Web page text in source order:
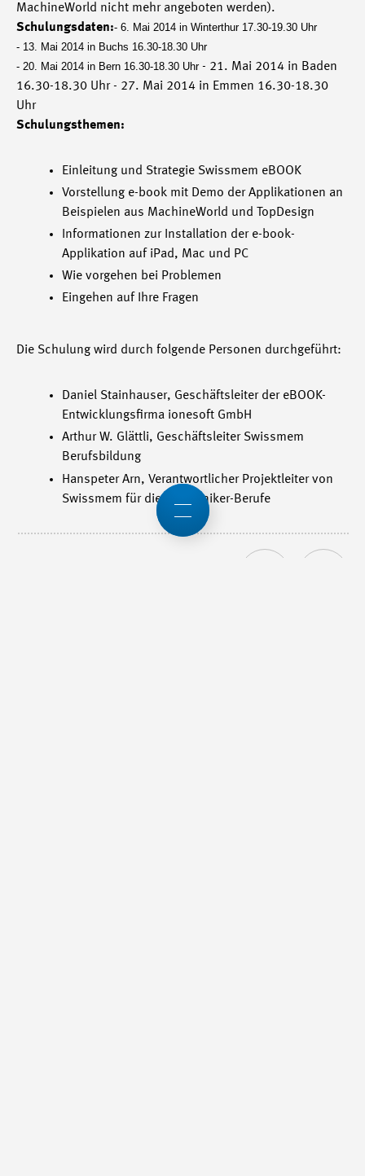
MachineWorld nicht mehr angeboten werden).
Schulungsdaten:- 6. Mai 2014 in Winterthur 17.30-19.30 Uhr
- 13. Mai 2014 in Buchs 16.30-18.30 Uhr
- 20. Mai 2014 in Bern 16.30-18.30 Uhr - 21. Mai 2014 in Baden
16.30-18.30 Uhr - 27. Mai 2014 in Emmen 16.30-18.30
Uhr
Schulungsthemen:
Einleitung und Strategie Swissmem eBOOK
Vorstellung e-book mit Demo der Applikationen an
Beispielen aus MachineWorld und TopDesign
Informationen zur Installation der e-book-
Applikation auf iPad, Mac und PC
Wie vorgehen bei Problemen
Eingehen auf Ihre Fragen
Die Schulung wird durch folgende Personen durchgeführt:
Daniel Stainhauser, Geschäftsleiter der eBOOK-
Entwicklungsfirma ionesoft GmbH
Arthur W. Glättli, Geschäftsleiter Swissmem
Berufsbildung
Hanspeter Arn, Verantwortlicher Projektleiter von
Swissmem für die Mechaniker-Berufe